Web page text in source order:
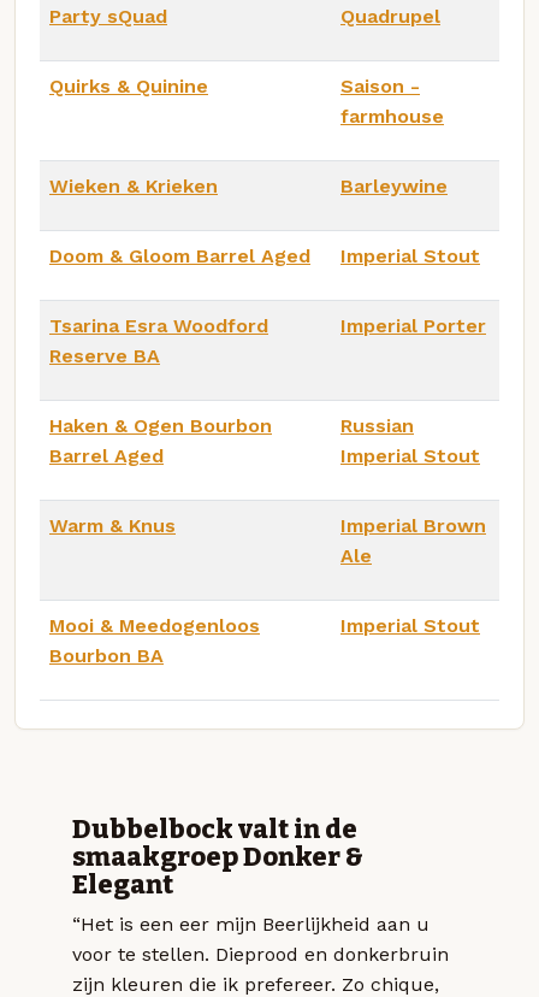
Party sQuad Quadrupel
Quirks & Quinine
Saison -
farmhouse
Wieken & Krieken Barleywine
Doom & Gloom Barrel Aged Imperial Stout
Tsarina Esra Woodford
Reserve BA
Imperial Porter
Haken & Ogen Bourbon
Barrel Aged
Russian
Imperial Stout
Warm & Knus
Imperial Brown
Ale
Mooi & Meedogenloos
Bourbon BA
Imperial Stout
Dubbelbock valt in de
smaakgroep Donker &
Elegant
“Het is een eer mijn Beerlijkheid aan u
voor te stellen. Dieprood en donkerbruin
zijn kleuren die ik prefereer. Zo chique,